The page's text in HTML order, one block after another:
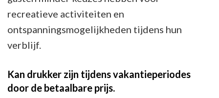
recreatieve activiteiten en
ontspanningsmogelijkheden tijdens hun
verblijf.
Kan drukker zijn tijdens vakantieperiodes
door de betaalbare prijs.